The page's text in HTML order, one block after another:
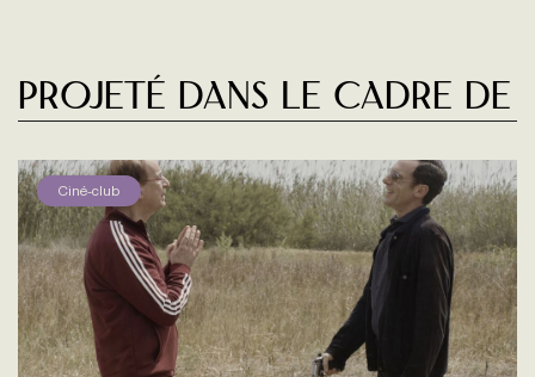
Projeté dans le cadre de
Ciné-club